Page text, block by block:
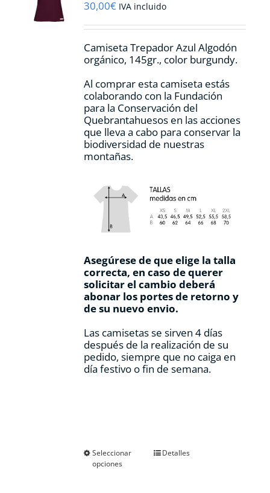
la
de
producto
30,00€ IVA incluido
Camiseta Trepador Azul Algodón
orgánico, 145gr., color burgundy.
Al comprar esta camiseta estás
colaborando con la Fundación
para la Conservación del
Quebrantahuesos en las acciones
que lleva a cabo para conservar la
biodiversidad de nuestras
montañas.
Asegúrese de que elige la talla
correcta, en caso de querer
solicitar el cambio deberá
abonar los portes de retorno y
de su nuevo envio.
Las camisetas se sirven 4 días
después de la realización de su
pedido, siempre que no caiga en
día festivo o fin de semana.
Seleccionar
opciones
EsteDetalles